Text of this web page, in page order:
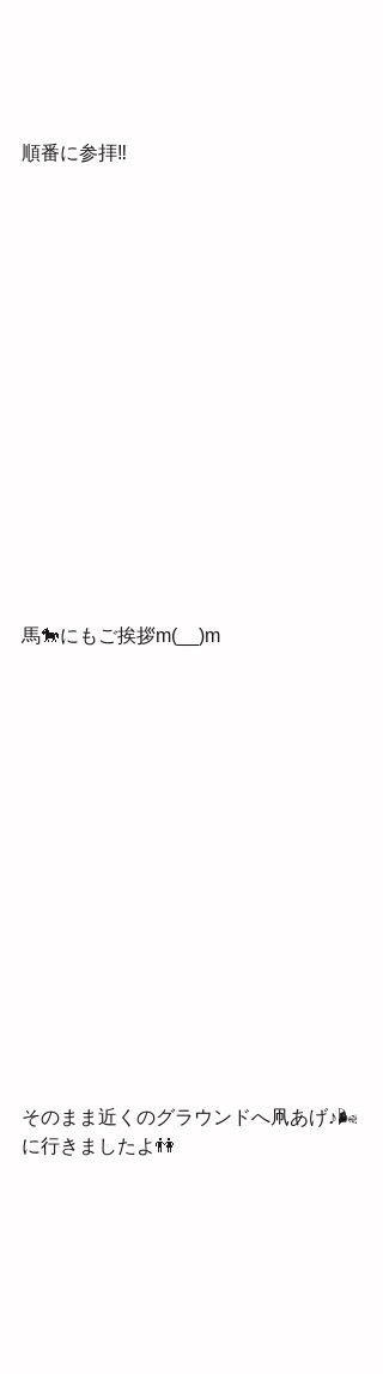
順番に参拝‼
馬🐎にもご挨拶m(__)m
そのまま近くのグラウンドへ凧あげ♪🌬
に行きましたよ👫